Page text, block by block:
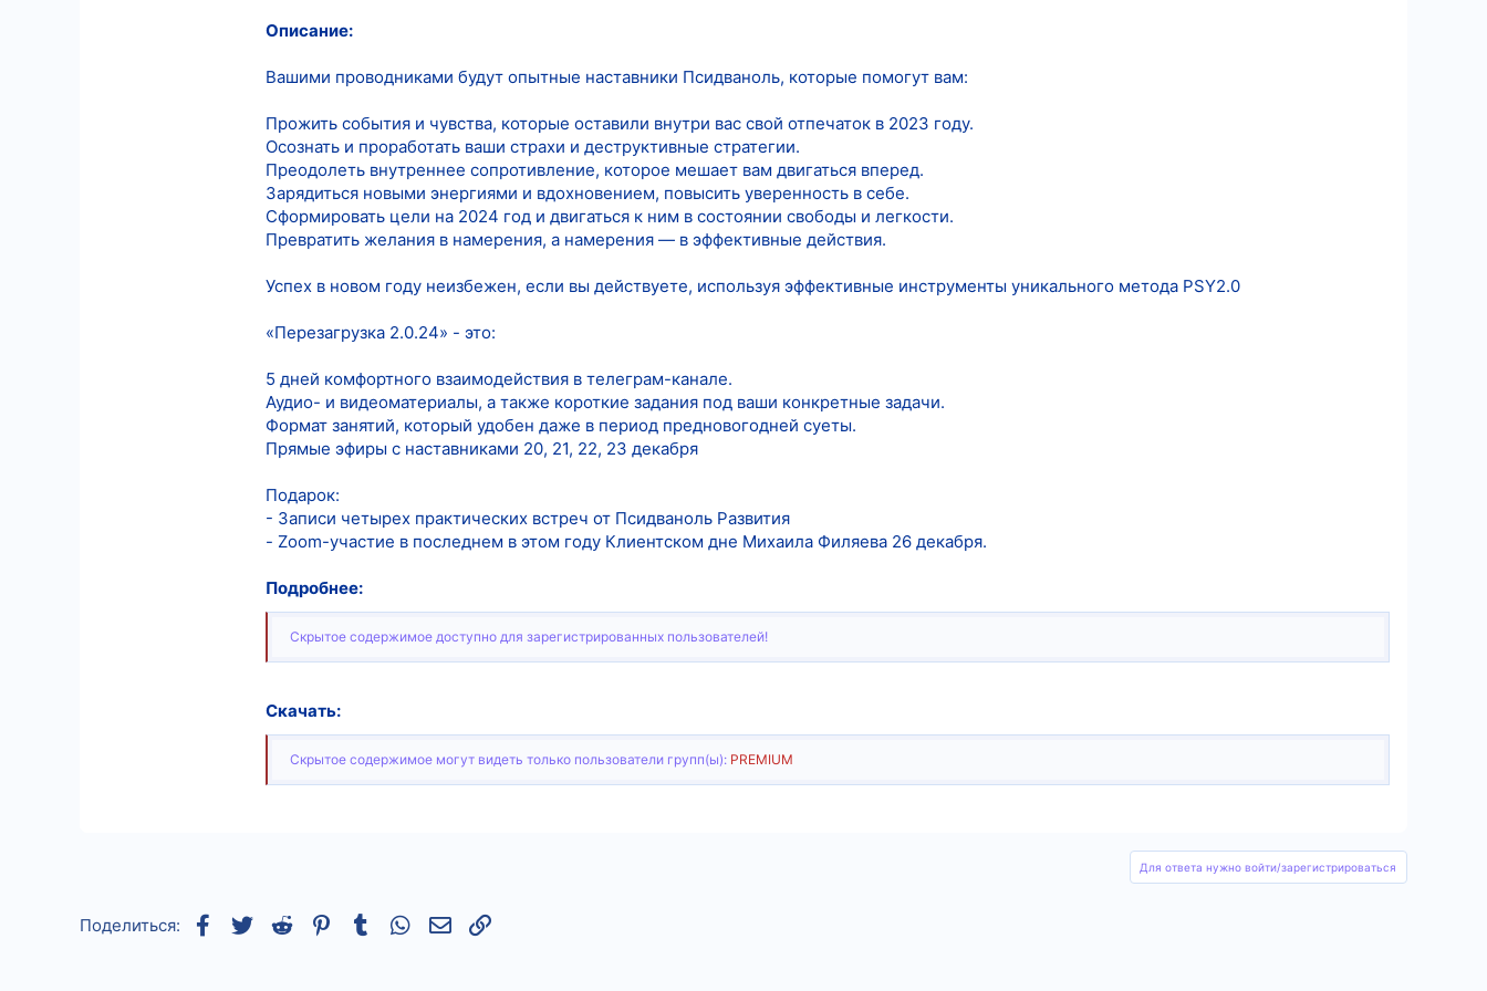
Описание:
Вашими проводниками будут опытные наставники Псидваноль, которые помогут вам:
Прожить события и чувства, которые оставили внутри вас свой отпечаток в 2023 году.
Осознать и проработать ваши страхи и деструктивные стратегии.
Преодолеть внутреннее сопротивление, которое мешает вам двигаться вперед.
Зарядиться новыми энергиями и вдохновением, повысить уверенность в себе.
Сформировать цели на 2024 год и двигаться к ним в состоянии свободы и легкости.
Превратить желания в намерения, а намерения — в эффективные действия.
Успех в новом году неизбежен, если вы действуете, используя эффективные инструменты уникального метода PSY2.0
«Перезагрузка 2.0.24» - это:
5 дней комфортного взаимодействия в телеграм-канале.
Аудио- и видеоматериалы, а также короткие задания под ваши конкретные задачи.
Формат занятий, который удобен даже в период предновогодней суеты.
Прямые эфиры с наставниками 20, 21, 22, 23 декабря
Подарок:
- Записи четырех практических встреч от Псидваноль Развития
- Zoom-участие в последнем в этом году Клиентском дне Михаила Филяева 26 декабря.
Подробнее:
Скрытое содержимое доступно для зарегистрированных пользователей!
Скачать:
Скрытое содержимое могут видеть только пользователи групп(ы): PREMIUM
Для ответа нужно войти/зарегистрироваться
Поделиться: Facebook
TwitterReddit Pinterest
TumblrWhatsAppЭлектронная почта
Ссылка